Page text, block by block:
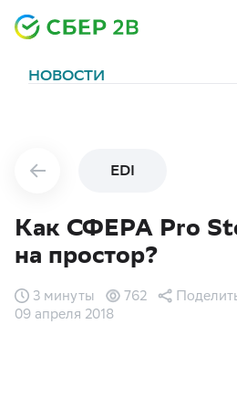
НОВОСТИ
EDI
Как СФЕРА Pro
на простор?
09 апреля 2018
3 минуты 762